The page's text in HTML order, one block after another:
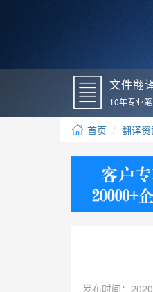
毕业证翻译
户口本翻译
学位证翻译
身份证翻译
文件翻
10年专业
首页 翻译
发布时间：